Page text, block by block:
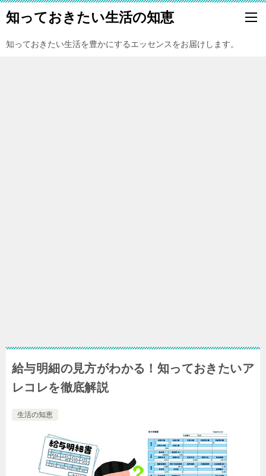
知っておきたい生活の知恵
知っておきたい生活を豊かにするエッセンスをお届けします。
給与明細の見方がわかる！知っておきたいア
レコレを徹底解説
生活の知恵